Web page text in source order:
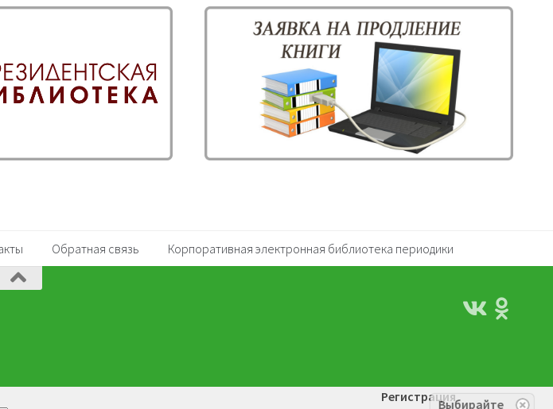
Обратная связь Корпоративная электронная библиотека периодики
Регистрация
Выбирайте